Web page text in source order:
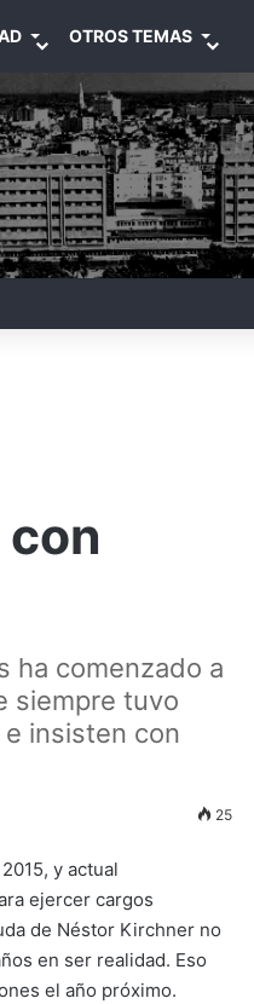
OTROS TEMAS
ha comenzado a
siempre tuvo
insisten con
25
y actual
ejercer cargos
de Néstor Kirchner no
en ser realidad. Eso
el año próximo.